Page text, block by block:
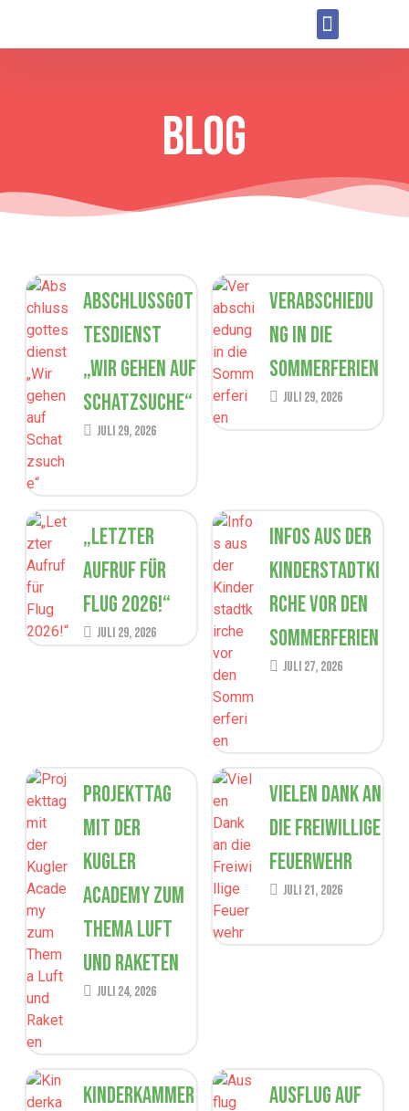
BLOG
Abschlussgot
tesdienst
„Wir gehen auf
Schatzsuche“
Juli 29, 2026
Verabschiedu
ng in die
Sommerferien
Juli 29, 2026
„Letzter
Aufruf für
Flug 2026!“
Juli 29, 2026
Infos aus der
Kinderstadtki
rche vor den
Sommerferien
Juli 27, 2026
Projekttag
mit der
Kugler
Academy zum
Thema Luft
und Raketen
Juli 24, 2026
Vielen Dank an
die Freiwillige
Feuerwehr
Juli 21, 2026
Kinderkammer
Ausflug auf